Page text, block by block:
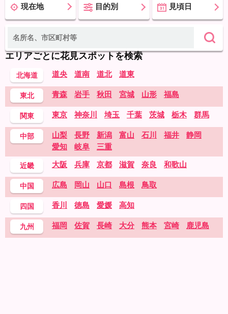
現在地 目的別 見頃日
エリアごとに花見スポットを検索
北海道 道央 道南 道北 道東
東北 青森 岩手 秋田 宮城 山形 福島
関東 東京 神奈川 埼玉 千葉 茨城 栃木 群馬
中部 山梨 長野 新潟 富山 石川 福井
静岡
愛知
岐阜 三重
近畿 大阪 兵庫 京都 滋賀 奈良 和歌山
中国 広島 岡山 山口 島根 鳥取
四国 香川 徳島 愛媛 高知
九州 福岡 佐賀 長崎 大分 熊本 宮崎 鹿児島